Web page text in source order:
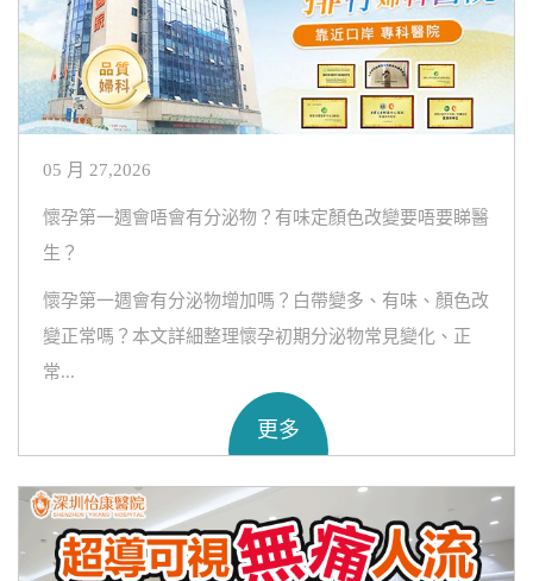
05 月 27,2026
懷孕第一週會唔會有分泌物？有味定顏色改變要唔要睇醫
生？
懷孕第一週會有分泌物增加嗎？白帶變多、有味、顏色改
變正常嗎？本文詳細整理懷孕初期分泌物常見變化、正
常...
更多